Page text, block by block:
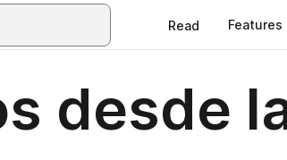
Read Features
desde